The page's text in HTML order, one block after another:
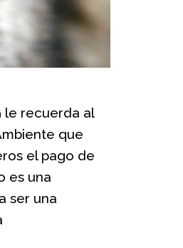
le recuerda al
que
el pago de
es una
ser una